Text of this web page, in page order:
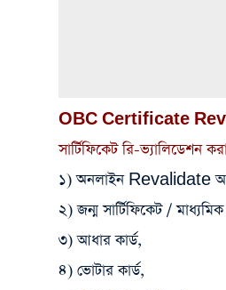
OBC Certificate
সার্টিফিকেট রি-ভ্যালিডেশন
১) অনলাইন Revalidate
২) জন্ম সার্টিফিকেট /
৩) আধার কার্ড,
৪) ভোটার কার্ড,